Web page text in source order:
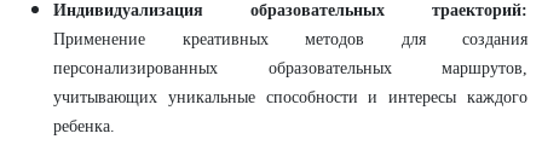
Индивидуализация образовательных траекторий:
Применение креативных методов для создания
персонализированных образовательных маршрутов,
учитывающих уникальные способности и интересы каждого
ребенка.